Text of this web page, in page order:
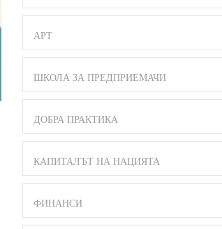
АРТ
ШКОЛА ЗА ПРЕДПРИЕМАЧИ
ДОБРА ПРАКТИКА
КАПИТАЛЪТ НА НАЦИЯТА
ФИНАНСИ